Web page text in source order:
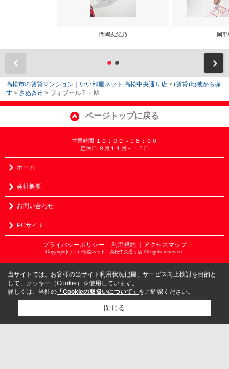
間嶋友紀乃 岡
高松市の賃貸マンション｜いい部屋ネット 高松中央通り店 > (賃貸)地域から探
す > さぬき市 > フォブールＴ・Ｍ
ページトップに戻る
営業時間:１０：００～１８：００
定休日:８月１１月～１５日
ホーム
会社概要
お問い合わせ
PCサイト
プライバシーポリシー 利用規約 ｜アクセスマップ
Copyright(c) いい部屋ネット 高松中央通り店 All rights reserved.
当サイトでは、お客様の当サイト利用状況把握、サービス向上検討を目的と
して、クッキー（Cookie）を使用しています。
詳しくは、当社の 「Cookieの取扱いについて」 をご確認ください。
閉じる